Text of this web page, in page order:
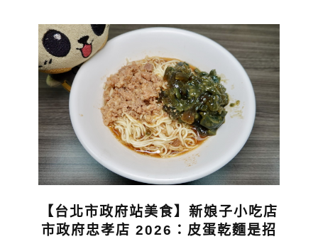
【台北市政府站美食】新娘子小吃店
市政府忠孝店 2026：皮蛋乾麵是招